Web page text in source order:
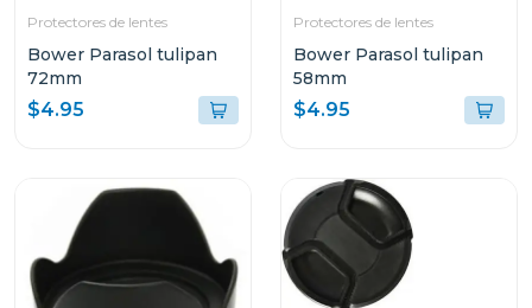
Protectores de lentes
Bower Parasol tulipan
72mm
$4.95
Protectores de lentes
Bower Parasol tulipan
58mm
$4.95